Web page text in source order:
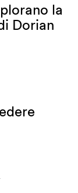
la
Dorian